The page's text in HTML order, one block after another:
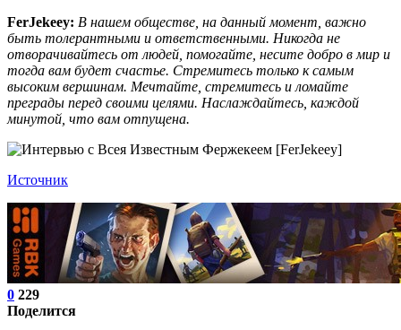
FerJekeey: В нашем обществе, на данный момент, важно
быть толерантными и ответственными. Никогда не
отворачивайтесь от людей, помогайте, несите добро в мир и
тогда вам будет счастье. Стремитесь только к самым
высоким вершинам. Мечтайте, стремитесь и ломайте
преграды перед своими целями. Наслаждайтесь, каждой
минутой, что вам отпущена.
Источник
0 229
Поделится